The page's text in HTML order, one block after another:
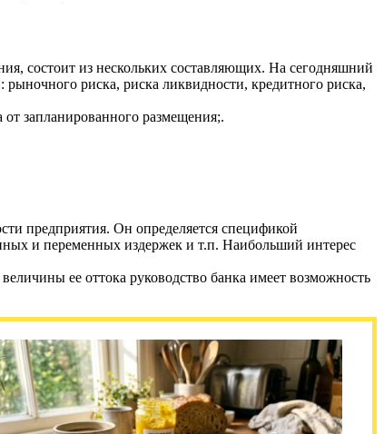
состоит из нескольких составляющих. На сегодняшний
риска, риска ликвидности, кредитного риска,
запланированного размещения;.
предприятия. Он определяется спецификой
и переменных издержек и т.п. Наибольший интерес
ее оттока руководство банка имеет возможность